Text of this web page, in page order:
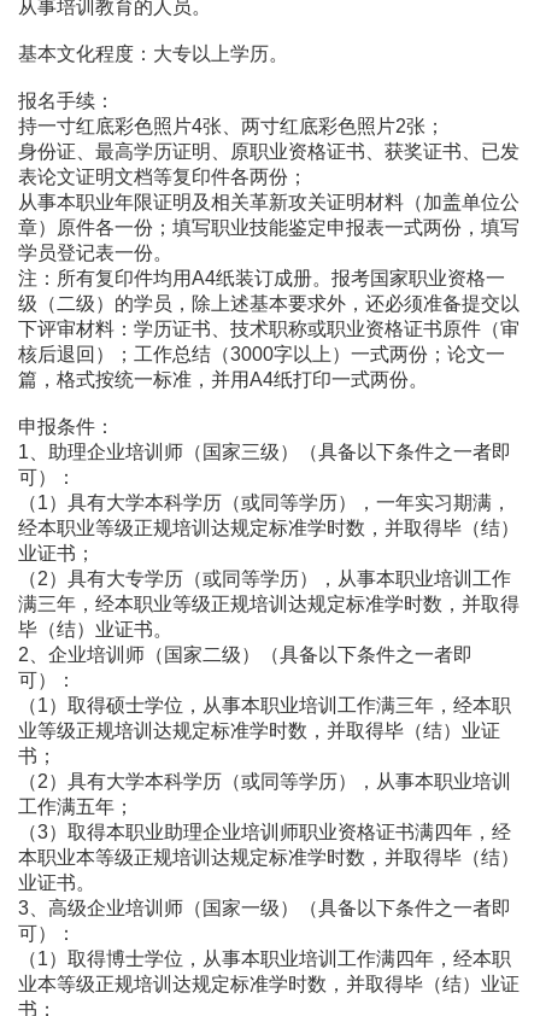
从事培训教育的人员。
基本文化程度：大专以上学历。
报名手续：
持一寸红底彩色照片4张、两寸红底彩色照片2张；
身份证、最高学历证明、原职业资格证书、获奖证书、已发
表论文证明文档等复印件各两份；
从事本职业年限证明及相关革新攻关证明材料（加盖单位公
章）原件各一份；填写职业技能鉴定申报表一式两份，填写
学员登记表一份。
注：所有复印件均用A4纸装订成册。报考国家职业资格一
级（二级）的学员，除上述基本要求外，还必须准备提交以
下评审材料：学历证书、技术职称或职业资格证书原件（审
核后退回）；工作总结（3000字以上）一式两份；论文一
篇，格式按统一标准，并用A4纸打印一式两份。
申报条件：
1、助理企业培训师（国家三级）（具备以下条件之一者即
可）：
（1）具有大学本科学历（或同等学历），一年实习期满，
经本职业等级正规培训达规定标准学时数，并取得毕（结）
业证书；
（2）具有大专学历（或同等学历），从事本职业培训工作
满三年，经本职业等级正规培训达规定标准学时数，并取得
毕（结）业证书。
2、企业培训师（国家二级）（具备以下条件之一者即
可）：
（1）取得硕士学位，从事本职业培训工作满三年，经本职
业等级正规培训达规定标准学时数，并取得毕（结）业证
书；
（2）具有大学本科学历（或同等学历），从事本职业培训
工作满五年；
（3）取得本职业助理企业培训师职业资格证书满四年，经
本职业本等级正规培训达规定标准学时数，并取得毕（结）
业证书。
3、高级企业培训师（国家一级）（具备以下条件之一者即
可）：
（1）取得博士学位，从事本职业培训工作满四年，经本职
业本等级正规培训达规定标准学时数，并取得毕（结）业证
书；